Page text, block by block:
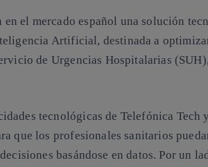
en el mercado español una solución
Artificial, destinada a
de Urgencias Hospitalarias
tecnológicas de Telefónica Tech
que los profesionales sanitarios
basándose en datos. Por un